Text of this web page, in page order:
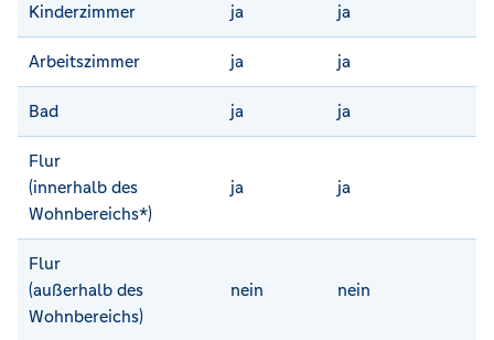
Kinderzimmer ja ja
Arbeitszimmer ja ja
Bad ja ja
Flur
(innerhalb des
Wohnbereichs*)
ja ja
Flur
(außerhalb des
Wohnbereichs)
nein nein